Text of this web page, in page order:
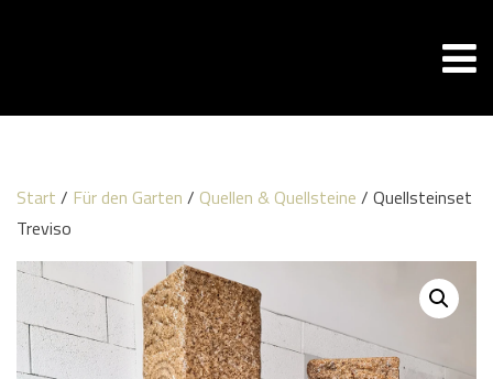
Start / Für den Garten / Quellen & Quellsteine / Quellsteinset
Treviso